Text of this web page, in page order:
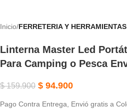
Inicio FERRETERIA Y HERRAMIENTAS
Linterna Master Led
Para Camping o Pesca
$159.900 $ 94.900
Pago Contra Entrega, Envió gratis a